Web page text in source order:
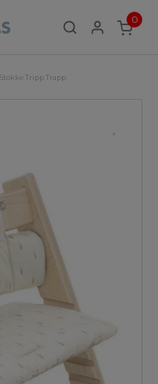
0
ITEMS
Tripp Trapp